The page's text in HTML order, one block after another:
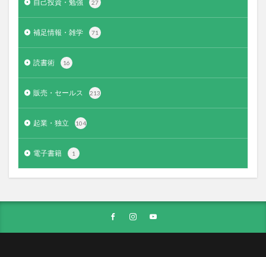
自己投資・勉強 27
補足情報・雑学 71
読書術 16
販売・セールス 213
起業・独立 104
電子書籍 1